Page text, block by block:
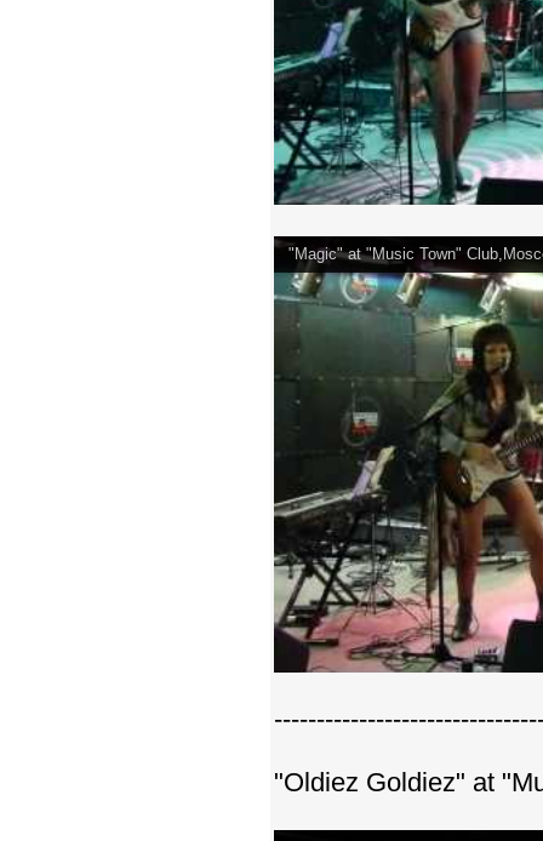
"Magic" at "Music Town"
"Oldiez Goldiez" at